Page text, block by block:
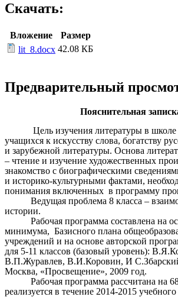
Скачать:
Вложение
Размер
lit_8.docx 42.08 КБ
Предварительный
Пояснительная
Цель изучения литературы в школе
учащихся к искусству слова, богатству
и зарубежной литературы. Основа
– чтение и изучение художественных
знакомство с биографическими
и историко-культурными фактами,
понимания включенных в программу
Ведущая проблема 8 класса –
истории.
Рабочая программа составлена на
минимума, Базисного плана
учреждений и на основе авторской
для 5-11 классов (базовый уровень):
В.П.Журавлев, В.И.Коровин, И
Москва, «Просвещение», 2009 год.
Рабочая программа рассчитана на 68
реализуется в течение 2014-2015 учебного